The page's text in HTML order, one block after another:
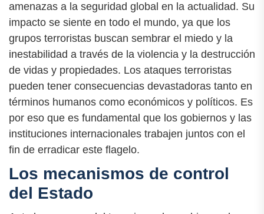
amenazas a la seguridad global en la actualidad. Su
impacto se siente en todo el mundo, ya que los
grupos terroristas buscan sembrar el miedo y la
inestabilidad a través de la violencia y la destrucción
de vidas y propiedades. Los ataques terroristas
pueden tener consecuencias devastadoras tanto en
términos humanos como económicos y políticos. Es
por eso que es fundamental que los gobiernos y las
instituciones internacionales trabajen juntos con el
fin de erradicar este flagelo.
Los mecanismos de control
del Estado